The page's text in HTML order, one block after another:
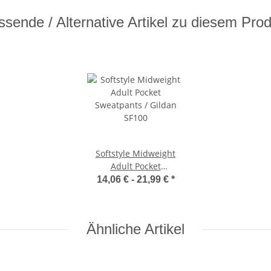
/ Alternative Artikel zu diesem
Softstyle Midweight
Adult Pocket
Sweatpants / Gildan
14,06 € - 21,99 € *
Ähnliche Artikel